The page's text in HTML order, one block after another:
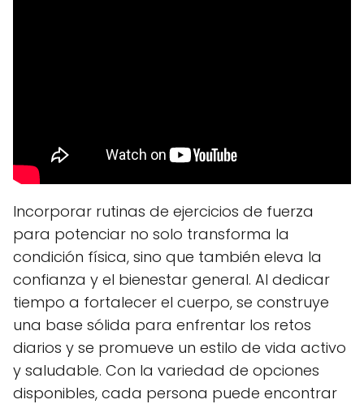
Incorporar rutinas de ejercicios de fuerza
para potenciar no solo transforma la
condición física, sino que también eleva la
confianza y el bienestar general. Al dedicar
tiempo a fortalecer el cuerpo, se construye
una base sólida para enfrentar los retos
diarios y se promueve un estilo de vida activo
y saludable. Con la variedad de opciones
disponibles, cada persona puede encontrar